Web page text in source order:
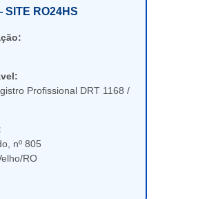
SITE RO24HS
Profissional DRT 1168 /
nº 805
RO